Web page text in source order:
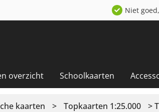
Niet
overzicht Schoolkaarten
kaarten > Topkaarten 1:25.000 >